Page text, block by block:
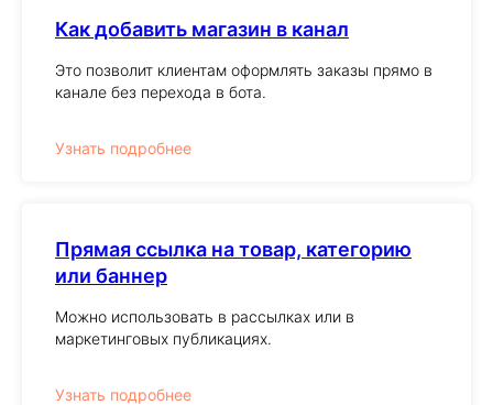
Как добавить магазин в канал
Это позволит клиентам оформлять заказы прямо в
канале без перехода в бота.
Узнать подробнее
Прямая ссылка на товар, категорию
или баннер
Можно использовать в рассылках или в
маркетинговых публикациях.
Узнать подробнее